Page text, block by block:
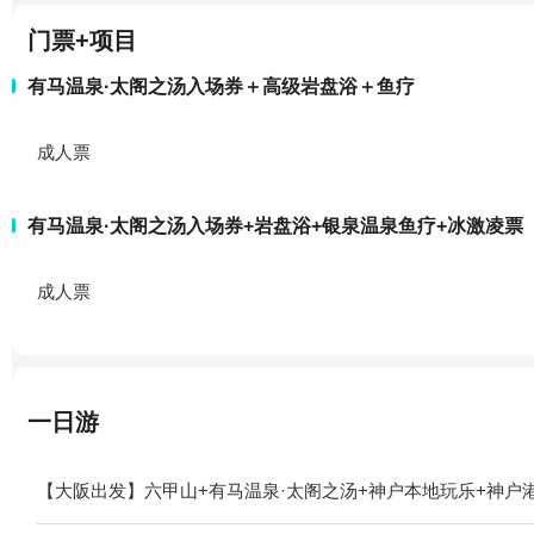
门票+项目
有马温泉·太阁之汤入场券＋高级岩盘浴＋鱼疗
成人票
有马温泉·太阁之汤入场券+岩盘浴+银泉温泉鱼疗+冰激凌票
成人票
一日游
【大阪出发】六甲山+有马温泉·太阁之汤+神户本地玩乐+神户